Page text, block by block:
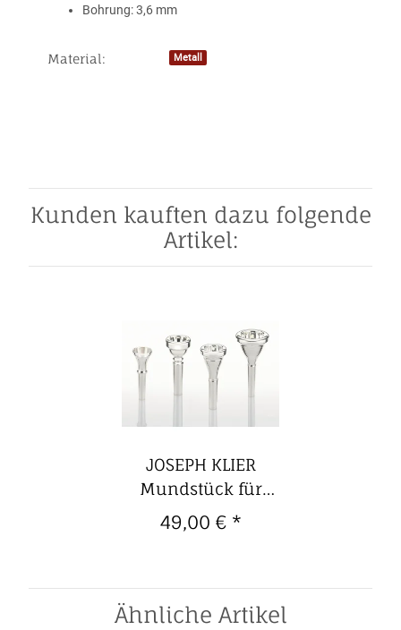
Bohrung: 3,6 mm
Produkteigenschaft
Wert
Material: Metall
Kunden kauften dazu folgende
Artikel:
JOSEPH KLIER
Mundstück für
Parforcehorn PA 01
C, Schaftgröße "W"
49,00 € *
Ähnliche Artikel